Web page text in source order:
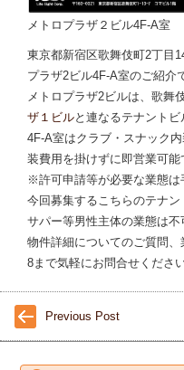
メトロプラザ２ビル4F-A室
東京都新宿区歌舞伎町2丁目
プラザ2ビル4F-A室のご紹介
メトロプラザ2ビルは、歌舞
ザ１ビルと連なるテナントビ
4F-A室はクラブ・スナック
装費用を掛けずに即営業可能
※許可申請等が必要な業態は
今回募集するこちらのテナン
サパー等男性主体の業態は不
物件詳細についてのご質問
8まで気軽にお問合せください
Previous Post